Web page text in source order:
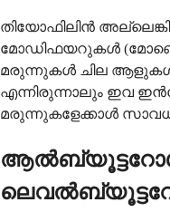
തിയോഫിലിൻ
മോഡിഫയറുകൾ
മരുന്നുകൾ ചില
എന്നിരുന്നാലും ഇവ
മരുന്നുകളേക്കാൾ